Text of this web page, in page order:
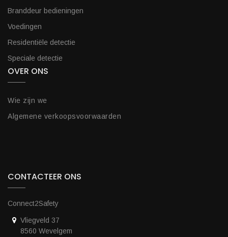
Branddeur bedieningen
Voedingen
Residentiële detectie
Speciale detectie
OVER ONS
Wie zijn we
Algemene verkoopsvoorwaarden
CONTACTEER ONS
Connect2Safety
Vliegveld 37
8560 Wevelgem